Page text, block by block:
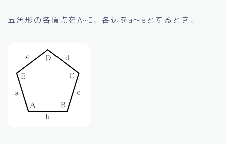
五角形の各頂点をA~E、各辺をa～eとするとき、